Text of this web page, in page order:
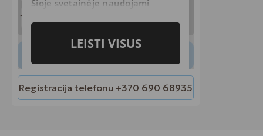
Registracija telefonu +370 690 68935